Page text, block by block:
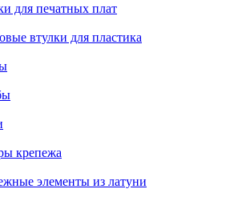
для печатных плат
втулки для пластика
крепежа
элементы из латуни